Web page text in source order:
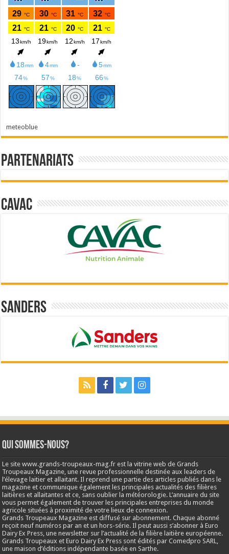
meteoblue
Partenariats
Cavac
Sanders
Qui sommes-nous?
Le site www.grands-troupeaux-mag.fr est la vitrine web de Grands
Troupeaux Magazine, une revue professionnelle destinée aux leaders de
l’élevage laitier et allaitant. Il reprend une partie des articles publiés dans le
magazine et communique également les principales actualités des filières
laitières et allaitantes et ce, sans oublier la météorologie. L’annuaire du site
vous permet également de trouver les principales entreprises du monde
agricole situées à proximité de votre lieux de connexion.
Grands Troupeaux Magazine est diffusé sur abonnement. Chaque abonné
reçoit neuf numéros par an et un hors-série. Il peut aussi s’abonner à Euro
Dairy Ex Press, une newsletter sur l’actualité de la filière laitière européenne.
Grands Troupeaux et Euro Dairy Ex Press sont édités par Comedpro SARL,
une maison d’éditions indépendante basée en Sarthe.